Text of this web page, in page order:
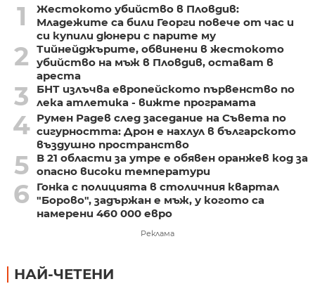
1
Жестокото убийство в Пловдив:
Младежите са били Георги повече от час и
си купили дюнери с парите му
2
Тийнейджърите, обвинени в жестокото
убийство на мъж в Пловдив, остават в
ареста
3
БНТ излъчва европейското първенство по
лека атлетика - вижте програмата
4 Румен Радев след заседание на Съвета по
сигурността: Дрон е нахлул в българското
въздушно пространство
5
В 21 области за утре е обявен оранжев код за
опасно високи температури
6
Гонка с полицията в столичния квартал
"Борово", задържан е мъж, у когото са
намерени 460 000 евро
Реклама
НАЙ-ЧЕТЕНИ